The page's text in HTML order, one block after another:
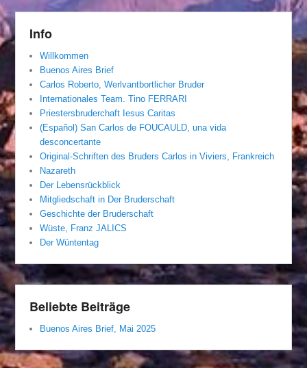
Info
Willkommen
Buenos Aires Brief
Carlos Roberto, Werlvantbortlicher Bruder
Internationales Team. Tino FERRARI
Priestersbruderchaft Iesus Caritas
(Español) San Carlos de FOUCAULD, una vida
desconcertante
Original-Schriften des Bruders Carlos in Viviers, Frankreich
Nazareth
Der Lebensrückblick
Mitgliedschaft in Der Bruderschaft
Geschichte der Bruderschaft
Wüste, Franz JALICS
Der Wüntentag
Beliebte Beiträge
Buenos Aires Brief, Mai 2025